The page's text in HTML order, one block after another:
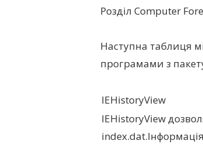
Розділ Computer
Наступна таблиця
програмами з
IEHistoryView
IEHistoryView
index.dat.Інформація